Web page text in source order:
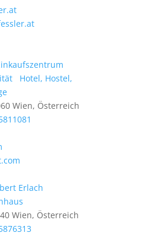
Hotel, Hostel,
Wien, Österreich
Erlach
Wien, Österreich